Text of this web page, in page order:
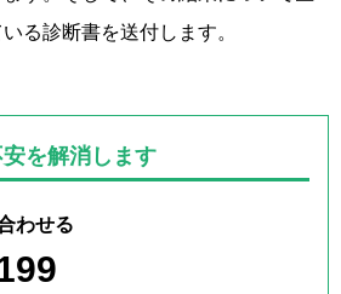
る診断書を送付します。
を解消します
わせる